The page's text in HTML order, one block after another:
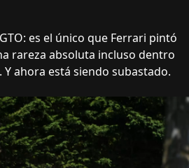
es el único que Ferrari pintó
rareza absoluta incluso dentro
ahora está siendo subastado.